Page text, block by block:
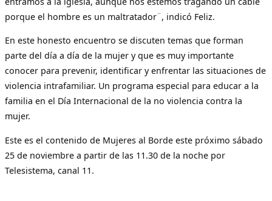
porque el hombre es un maltratador¨, indicó Feliz.
En este honesto encuentro se discuten temas que forman
parte del día a día de la mujer y que es muy importante
conocer para prevenir, identificar y enfrentar las situaciones de
violencia intrafamiliar. Un programa especial para educar a la
familia en el Día Internacional de la no violencia contra la
mujer.
Este es el contenido de Mujeres al Borde este próximo sábado
25 de noviembre a partir de las 11.30 de la noche por
Telesistema, canal 11.